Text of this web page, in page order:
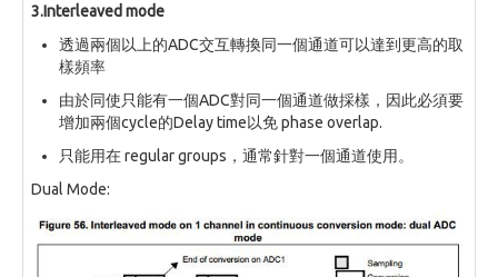
3.Interleaved mode
透過兩個以上的ADC交互轉換同一個通道可以達到更高的取
樣頻率
由於同使只能有一個ADC對同一個通道做採樣，因此必須要
增加兩個cycle的Delay time以免 phase overlap.
只能用在 regular groups，通常針對一個通道使用。
Dual Mode: